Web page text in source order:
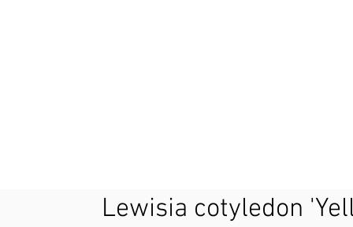
Lewisia cotyledon